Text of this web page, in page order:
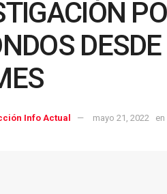
Info Actual mayo 21, 2022 en